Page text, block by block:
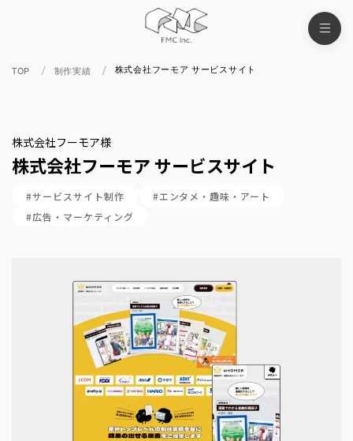
TOP 制作実績 株式会社フーモア サービスサイト
株式会社フーモア様
株式会社フーモア サービスサイト
#サービスサイト制作
#エンタメ・趣味・アート
#広告・マーケティング